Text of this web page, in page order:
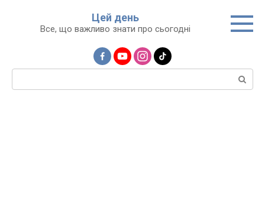
Цей день
Все, що важливо знати про сьогодні
Пошук: